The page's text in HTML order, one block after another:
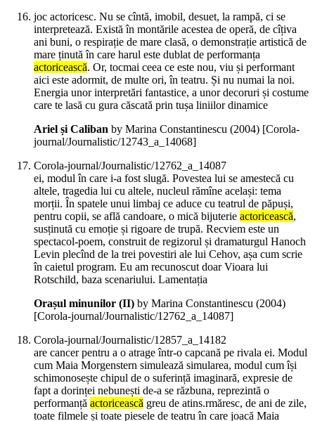
joc actoricesc. Nu se cîntă, imobil, desuet, la rampă, ci se
interpretează. Există în montările acestea de operă, de cîțiva
ani buni, o respirație de mare clasă, o demonstrație artistică de
mare ținută în care harul este dublat de performanța
actoricească. Or, tocmai ceea ce este nou, viu și performant
aici este adormit, de multe ori, în teatru. Și nu numai la noi.
Energia unor interpretări fantastice, a unor decoruri și costume
care te lasă cu gura căscată prin tușa liniilor dinamice
Ariel și Caliban by Marina Constantinescu (2004) [Corola-
journal/Journalistic/12743_a_14068]
Corola-journal/Journalistic/12762_a_14087
ei, modul în care i-a fost slugă. Povestea lui se amestecă cu
altele, tragedia lui cu altele, nucleul rămîne același: tema
morții. În spatele unui limbaj ce aduce cu teatrul de păpuși,
pentru copii, se află candoare, o mică bijuterie actoricească,
susținută cu emoție și rigoare de trupă. Recviem este un
spectacol-poem, construit de regizorul și dramaturgul Hanoch
Levin plecînd de la trei povestiri ale lui Cehov, așa cum scrie
în caietul program. Eu am recunoscut doar Vioara lui
Rotschild, baza scenariului. Lamentația
Orașul minunilor (II) by Marina Constantinescu (2004)
[Corola-journal/Journalistic/12762_a_14087]
Corola-journal/Journalistic/12857_a_14182
are cancer pentru a o atrage într-o capcană pe rivala ei. Modul
cum Maia Morgenstern simulează simularea, modul cum își
schimonosește chipul de o suferință imaginară, expresie de
fapt a dorinței nebunești de-a se răzbuna, reprezintă o
performanță actoricească greu de atins.rmăresc, de ani de zile,
toate filmele și toate piesele de teatru în care joacă Maia